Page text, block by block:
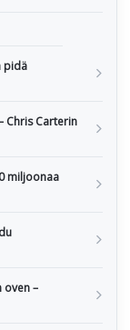
pidä
Chris Carterin
miljoonaa
oven –